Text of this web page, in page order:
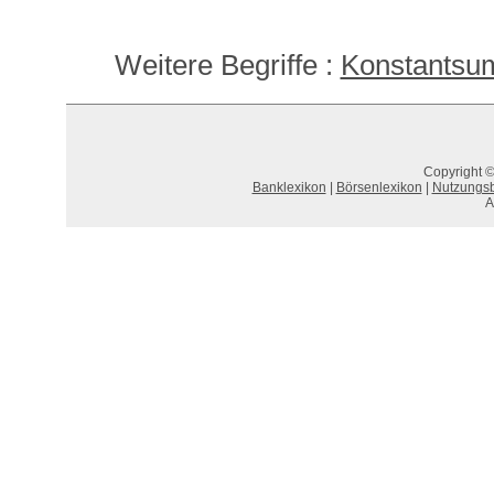
Weitere Begriffe :
Copyright
Banklexikon
Börsenlexikon